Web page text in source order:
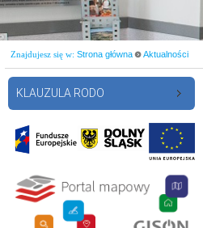
Znajdujesz się w: Strona główna Aktualności
KLAUZULA RODO